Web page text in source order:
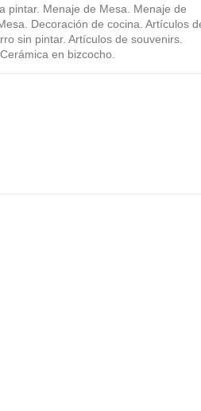
pintar. Menaje de Mesa. Menaje de
Decoración de cocina. Artículos
sin pintar. Artículos de souvenirs.
en bizcocho.